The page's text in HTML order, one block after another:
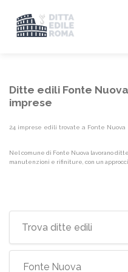
Ditte edili Fonte
imprese
24 imprese edili trovate a Fonte Nuova
Nel comune di Fonte Nuova lavorano
manutenzioni e rifiniture, con un
Elenco